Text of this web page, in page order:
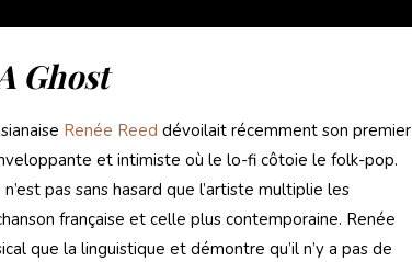
Ghost
Renée Reed dévoilait récemment son premier
et intimiste où le lo-fi côtoie le folk-pop.
pas sans hasard que l’artiste multiplie les
française et celle plus contemporaine. Renée
que la linguistique et démontre qu’il n’y a pas de